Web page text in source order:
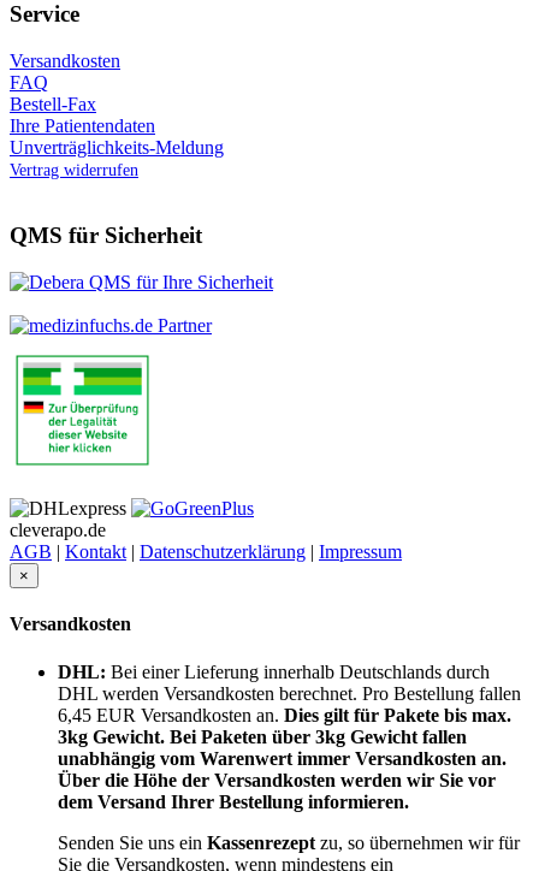
Service
Versandkosten
FAQ
Bestell-Fax
Ihre Patientendaten
Unverträglichkeits-Meldung
Vertrag widerrufen
QMS für Sicherheit
cleverapo.de
AGB | Kontakt | Datenschutzerklärung | Impressum
×
Versandkosten
DHL: Bei einer Lieferung innerhalb Deutschlands durch
DHL werden Versandkosten berechnet. Pro Bestellung fallen
6,45 EUR Versandkosten an. Dies gilt für Pakete bis max.
3kg Gewicht. Bei Paketen über 3kg Gewicht fallen
unabhängig vom Warenwert immer Versandkosten an.
Über die Höhe der Versandkosten werden wir Sie vor
dem Versand Ihrer Bestellung informieren.
Senden Sie uns ein Kassenrezept zu, so übernehmen wir für
Sie die Versandkosten, wenn mindestens ein